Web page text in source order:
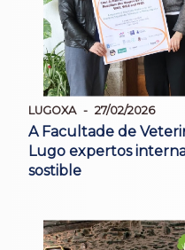
LUGOXA 27/02/2026
A Facultade de
Lugo expertos
sostible